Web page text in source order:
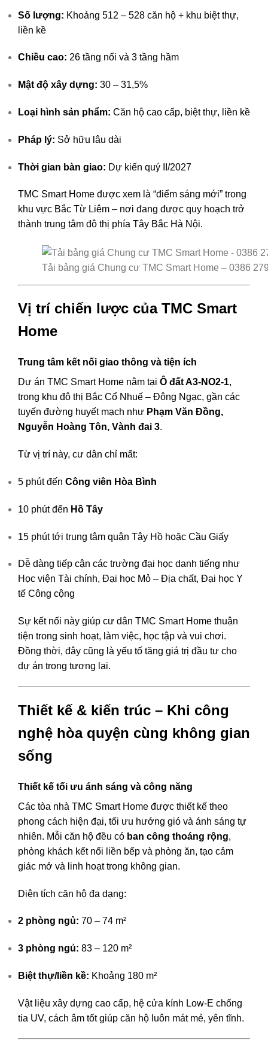
Số lượng: Khoảng 512 – 528 căn hộ + khu biệt thự,
liền kề
Chiều cao: 26 tầng nổi và 3 tầng hầm
Mật độ xây dựng: 30 – 31,5%
Loại hình sản phẩm: Căn hộ cao cấp, biệt thự, liền kề
Pháp lý: Sở hữu lâu dài
Thời gian bàn giao: Dự kiến quý II/2027
TMC Smart Home được xem là “điểm sáng mới” trong
khu vực Bắc Từ Liêm – nơi đang được quy hoạch trở
thành trung tâm đô thị phía Tây Bắc Hà Nội.
Tải bảng giá Chung cư TMC Smart Home – 0386
Vị trí chiến lược của TMC Smart
Home
Trung tâm kết nối giao thông và tiện ích
Dự án TMC Smart Home nằm tại Ô đất A3-NO2-1,
trong khu đô thị Bắc Cổ Nhuế – Đông Ngạc, gần các
tuyến đường huyết mạch như Phạm Văn Đồng,
Nguyễn Hoàng Tôn, Vành đai 3.
Từ vị trí này, cư dân chỉ mất:
5 phút đến Công viên Hòa Bình
10 phút đến Hồ Tây
15 phút tới trung tâm quận Tây Hồ hoặc Cầu Giấy
Dễ dàng tiếp cận các trường đại học danh tiếng như
Học viện Tài chính, Đại học Mỏ – Địa chất, Đại học Y
tế Công cộng
Sự kết nối này giúp cư dân TMC Smart Home thuận
tiện trong sinh hoạt, làm việc, học tập và vui chơi.
Đồng thời, đây cũng là yếu tố tăng giá trị đầu tư cho
dự án trong tương lai.
Thiết kế & kiến trúc – Khi công
nghệ hòa quyện cùng không gian
sống
Thiết kế tối ưu ánh sáng và công năng
Các tòa nhà TMC Smart Home được thiết kế theo
phong cách hiện đại, tối ưu hướng gió và ánh sáng tự
nhiên. Mỗi căn hộ đều có ban công thoáng rộng,
phòng khách kết nối liền bếp và phòng ăn, tạo cảm
giác mở và linh hoạt trong không gian.
Diện tích căn hộ đa dạng:
2 phòng ngủ: 70 – 74 m²
3 phòng ngủ: 83 – 120 m²
Biệt thự/liền kề: Khoảng 180 m²
Vật liệu xây dựng cao cấp, hệ cửa kính Low-E chống
tia UV, cách âm tốt giúp căn hộ luôn mát mẻ, yên tĩnh.